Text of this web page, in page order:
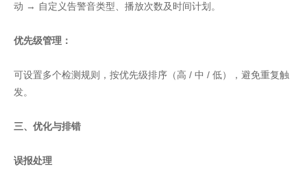
动 → 自定义告警音类型、播放次数及时间计划。
优先级管理：
可设置多个检测规则，按优先级排序（高 / 中 / 低），避免重复触
发。
三、优化与排错
误报处理